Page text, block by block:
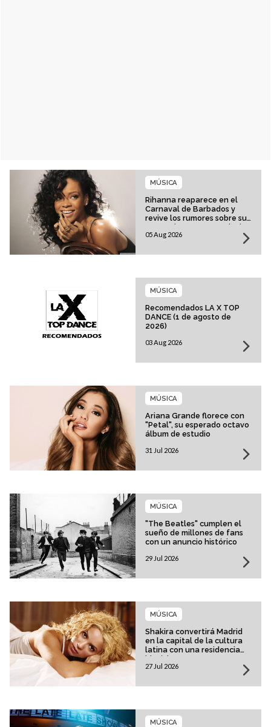
Rihanna reaparece en el
Carnaval de Barbados y
revive los rumores sobre su
esperado regreso musical
MÚSICA
05 Aug 2026
Recomendados LA X TOP
DANCE (1 de agosto de
2026)
MÚSICA
03 Aug 2026
Ariana Grande florece con
"Petal", su esperado octavo
álbum de estudio
MÚSICA
31 Jul 2026
"The Beatles" cumplen el
sueño de millones de fans
con un anuncio histórico
MÚSICA
29 Jul 2026
Shakira convertirá Madrid
en la capital de la cultura
latina con una residencia
histórica
MÚSICA
27 Jul 2026
MÚSICA